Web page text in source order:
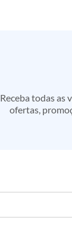
Receba todas as
ofertas,